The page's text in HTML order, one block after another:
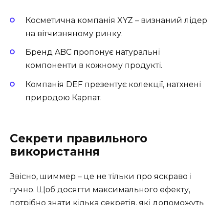
Косметична компанія XYZ – визнаний лідер
на вітчизняному ринку.
Бренд ABC пропонує натуральні
компоненти в кожному продукті.
Компанія DEF презентує колекції, натхнені
природою Карпат.
Секрети правильного
використання
Звісно, шиммер – це не тільки про яскраво і
гучно. Щоб досягти максимального ефекту,
потрібно знати кілька секретів, які допоможуть